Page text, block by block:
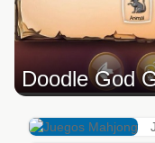
Doodle God